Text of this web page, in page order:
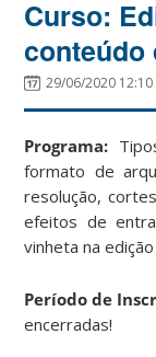
Curso:
conteúdo
29/06/2020 12:10
Programa:
formato de
resolução,
efeitos de
vinheta na
Período de
encerradas!